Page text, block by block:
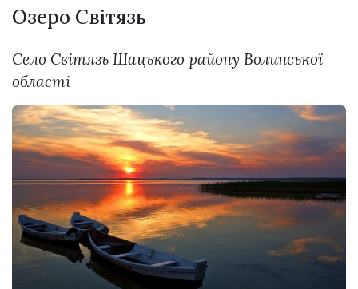
Озеро Світязь
Село Світязь Шацького району Волинської
області